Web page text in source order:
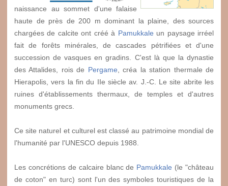
naissance au sommet d'une falaise
haute de près de 200 m dominant la plaine, des sources
chargées de calcite ont créé à Pamukkale un paysage irréel
fait de forêts minérales, de cascades pétrifiées et d'une
succession de vasques en gradins. C'est là que la dynastie
des Attalides, rois de Pergame , créa la station thermale de
Hierapolis, vers la fin du IIe siècle av. J.-C. Le site abrite les
ruines d'établissements thermaux, de temples et d'autres
monuments grecs.
Ce site naturel et culturel est classé au patrimoine mondial de
l'humanité par l'UNESCO depuis 1988.
Les concrétions de calcaire blanc de Pamukkale (le "château
de coton" en turc) sont l'un des symboles touristiques de la